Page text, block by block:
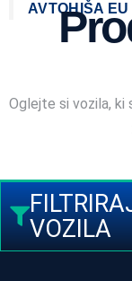
AVTOHIŠA
Oglejte si vozila, ki
VOZILA